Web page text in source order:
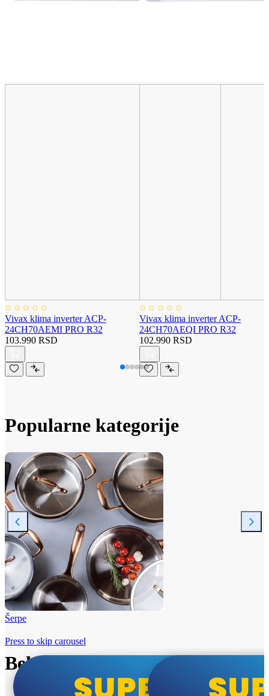
Vivax klima inverter ACP-
24CH70AEMI PRO R32
103.990 RSD
Vivax klima inverter ACP-
24CH70AEQI PRO R32
102.990 RSD
Popularne kategorije
Šerpe
Beko i Tesla super cene
Press to skip carousel